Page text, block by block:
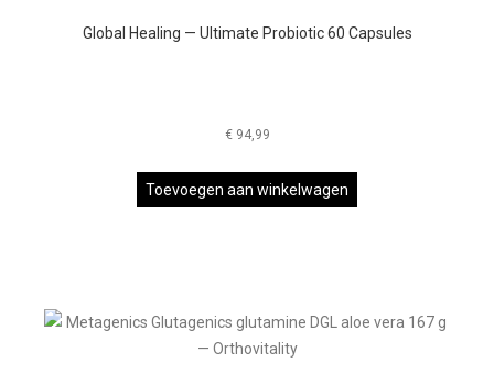
Global Healing — Ultimate Probiotic 60 Capsules
€94,99
Toevoegen aan winkelwagen